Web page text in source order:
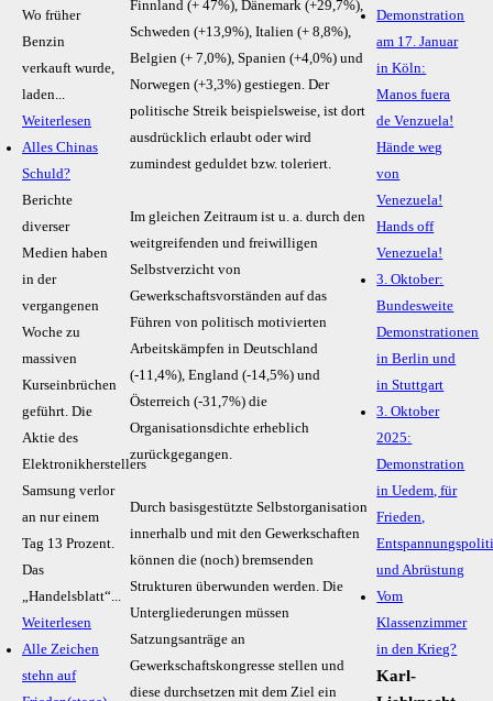
Wo früher
Benzin
verkauft wurde,
laden...
Weiterlesen
Alles Chinas
Schuld?
Berichte
diverser
Medien haben
in der
vergangenen
Woche zu
massiven
Kurseinbrüchen
geführt. Die
Aktie des
Elektronikherstellers
Samsung verlor
an nur einem
Tag 13 Prozent.
Das
„Handelsblatt“...
Weiterlesen
Alle Zeichen
stehn auf
Finnland (+ 47%), Dänemark (+29,7%),
Schweden (+13,9%), Italien (+ 8,8%),
Belgien (+ 7,0%), Spanien (+4,0%) und
Norwegen (+3,3%) gestiegen. Der
politische Streik beispielsweise, ist dort
ausdrücklich erlaubt oder wird
zumindest geduldet bzw. toleriert.
Im gleichen Zeitraum ist u. a. durch den
weitgreifenden und freiwilligen
Selbstverzicht von
Gewerkschaftsvorständen auf das
Führen von politisch motivierten
Arbeitskämpfen in Deutschland
(-11,4%), England (-14,5%) und
Österreich (-31,7%) die
Organisationsdichte erheblich
zurückgegangen.
Durch basisgestützte Selbstorganisation
innerhalb und mit den Gewerkschaften
können die (noch) bremsenden
Strukturen überwunden werden. Die
Untergliederungen müssen
Satzungsanträge an
Gewerkschaftskongresse stellen und
diese durchsetzen mit dem Ziel ein
Demonstration
am 17. Januar
in Köln:
Manos fuera
de Venzuela!
Hände weg
von
Venezuela!
Hands off
Venezuela!
3. Oktober:
Bundesweite
Demonstrationen
in Berlin und
in Stuttgart
3. Oktober
2025:
Demonstration
in Uedem, für
Frieden,
und Abrüstung
Vom
Klassenzimmer
in den Krieg?
Karl-